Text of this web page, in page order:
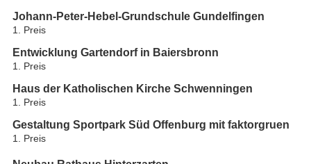
Johann-Peter-Hebel-Grundschule Gundelfingen
1. Preis
Entwicklung Gartendorf in Baiersbronn
1. Preis
Haus der Katholischen Kirche Schwenningen
1. Preis
Gestaltung Sportpark Süd Offenburg mit faktorgruen
1. Preis